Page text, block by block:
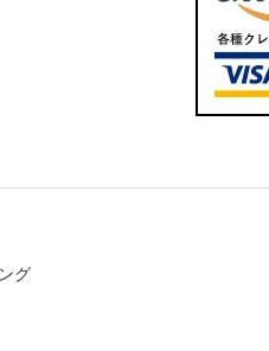
グ